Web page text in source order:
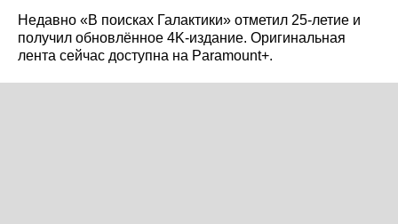
Недавно «В поисках Галактики» отметил 25-летие и
получил обновлённое 4K-издание. Оригинальная
лента сейчас доступна на Paramount+.